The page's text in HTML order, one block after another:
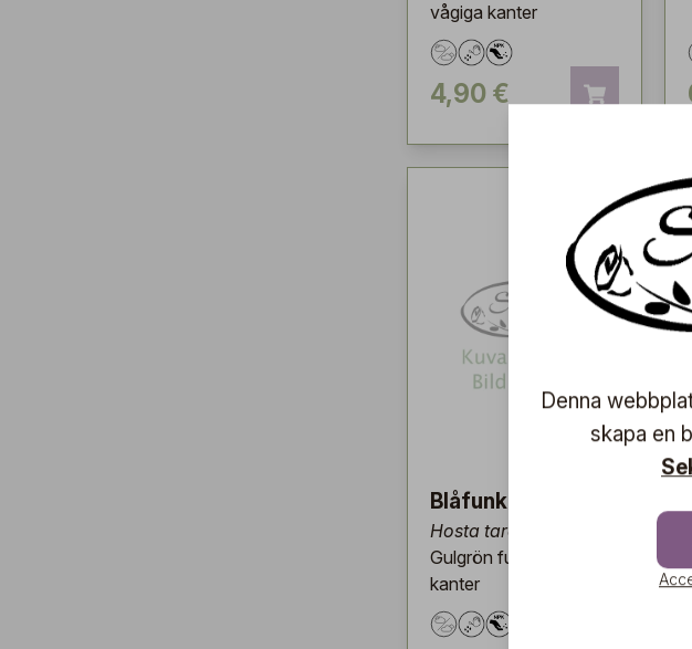
vågiga kanter
4,90 €
Blåfunkia
Hosta tardiana 'June'
Gulgrön funkia med blå
kanter
Denna
skapa en